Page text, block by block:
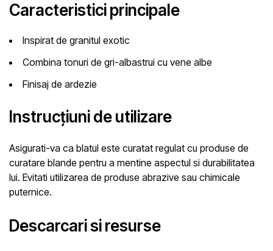
Caracteristici principale
Inspirat de granitul exotic
Combina tonuri de gri-albastrui cu vene albe
Finisaj de ardezie
Instrucțiuni de utilizare
Asigurati-va ca blatul este curatat regulat cu produse de
curatare blande pentru a mentine aspectul si durabilitatea
lui. Evitati utilizarea de produse abrazive sau chimicale
puternice.
Descarcari si resurse